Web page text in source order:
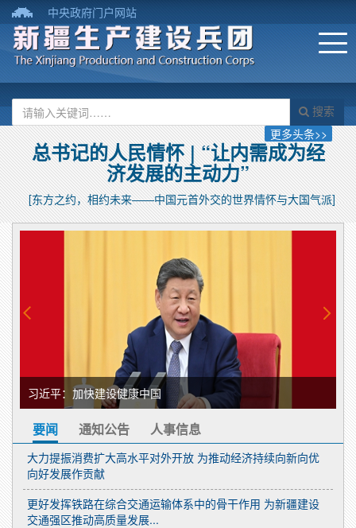
中央政府门户网站
搜索
更多头条>>
总书记的人民情怀 | “让内需成为经
济发展的主动力”
[东方之约，相约未来——中国元首外交的世界情怀与大国气派]
习近平：加快建设健康中国
要闻 通知公告 人事信息
大力提振消费扩大高水平对外开放 为推动经济持续向新向优
向好发展作贡献
更好发挥铁路在综合交通运输体系中的骨干作用 为新疆建设
交通强区推动高质量发展...